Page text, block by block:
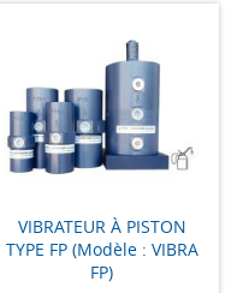
VIBRATEUR À PISTON
TYPE FP (Modèle : VIBRA
FP)